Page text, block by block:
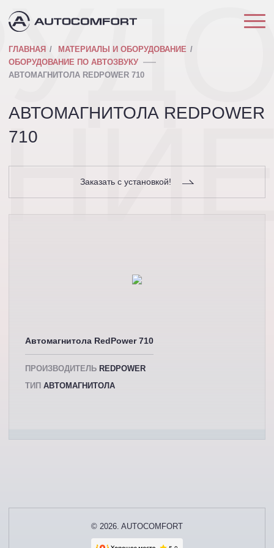
ГЛАВНАЯ
МАТЕРИАЛЫ И ОБОРУДОВАНИЕ
ОБОРУДОВАНИЕ ПО АВТОЗВУКУ
АВТОМАГНИТОЛА REDPOWER 710
АВТОМАГНИТОЛА REDPOWER
710
Автомагнитола RedPower 710
ПРОИЗВОДИТЕЛЬ REDPOWER
ТИП АВТОМАГНИТОЛА
Заказать с установкой!
© 2026. AUTOCOMFORT